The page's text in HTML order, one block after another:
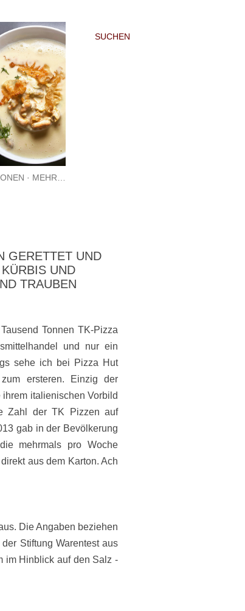
SUCHEN
MEHR…
GERETTET UND
UND
TRAUBEN
Tonnen TK-Pizza
und nur ein
sehe ich bei Pizza Hut
ersteren. Einzig der
italienischen Vorbild
Zahl der TK Pizzen auf
gab in der Bevölkerung
mehrmals pro Woche
aus dem Karton. Ach
Die Angaben beziehen
Stiftung Warentest aus
im Hinblick auf den Salz -